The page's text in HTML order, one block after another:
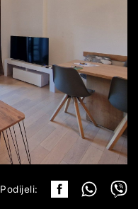
DETALJI
Podijeli: